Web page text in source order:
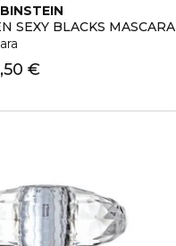
SEXY BLACKS MASCARA
€